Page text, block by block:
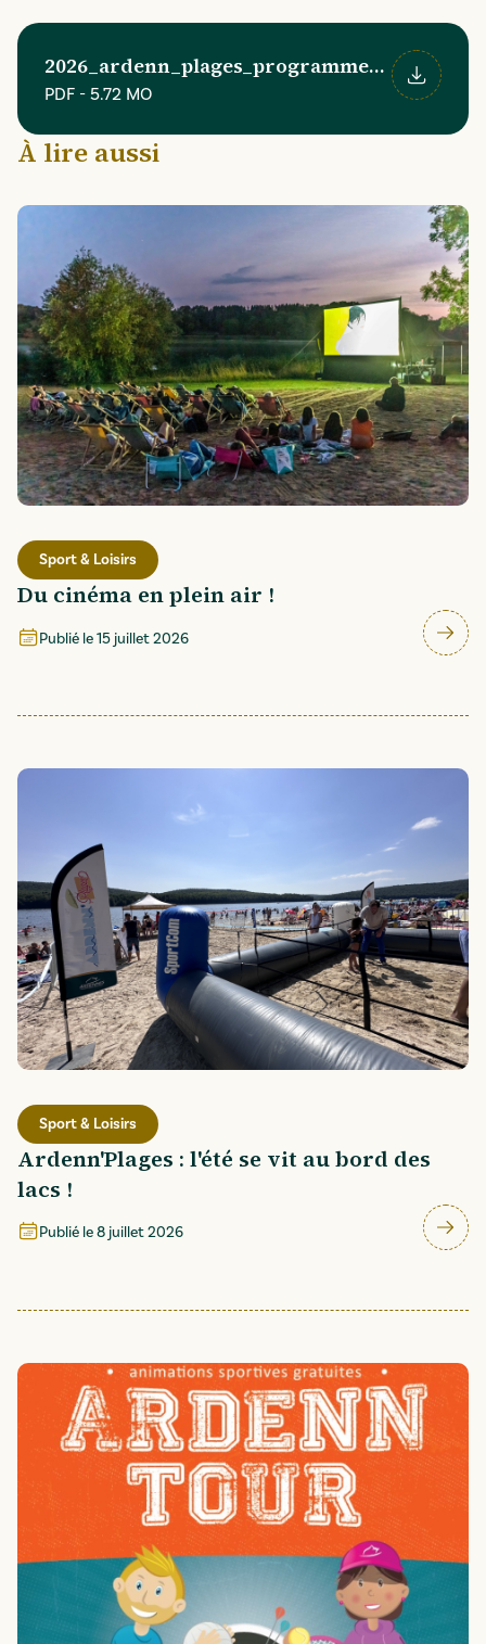
2026_ardenn_plages_programmes_web.pdf
PDF - 5.72 MO
À lire aussi
Sport & Loisirs
Du cinéma en plein air !
Publié le15 juillet 2026
Sport & Loisirs
Ardenn'Plages : l'été se vit au bord des
lacs !
Publié le8 juillet 2026